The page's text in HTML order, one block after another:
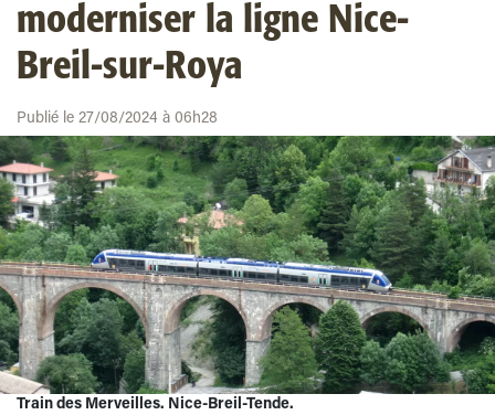
moderniser la ligne Nice-
Breil-sur-Roya
Publié le 27/08/2024 à 06h28
Train des Merveilles. Nice-Breil-Tende.